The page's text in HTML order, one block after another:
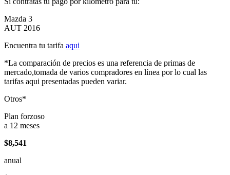
Mazda 3
AUT 2016
Encuentra tu tarifa aqui
*La comparación de precios es una referencia de primas de
mercado,tomada de varios compradores en línea por lo cual las
tarifas aqui presentadas pueden variar.
Otros*
Plan forzoso
a 12 meses
$8,541
anual